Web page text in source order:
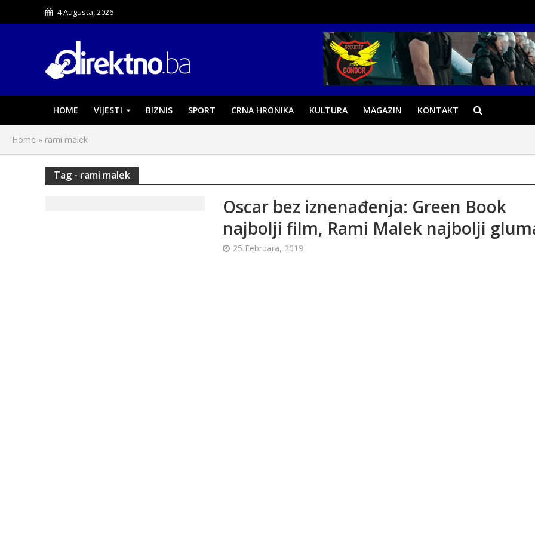
4 Augusta, 2026
HOME VIJESTI BIZNIS SPORT CRNA HRONIKA KULTURA MAGAZIN KONTAKT
Home » rami malek
Tag - rami malek
Oscar bez iznenađenja: Green Book
najbolji film, Rami Malek najbolji
25 Februara, 2019